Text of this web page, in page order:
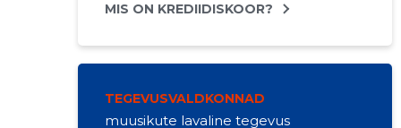
MIS ON KREDIIDISKOOR?
TEGEVUSVALDKONNAD
muusikute lavaline tegevus